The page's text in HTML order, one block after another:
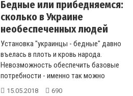
Бедные или прибедняемся:
сколько в Украине
необеспеченных людей
Установка "украинцы - бедные" давно
въелась в плоть и кровь народа.
Невозможность обеспечить базовые
потребности - именно так можно
коротко охарактеризовать понятие
15.05.2018 690